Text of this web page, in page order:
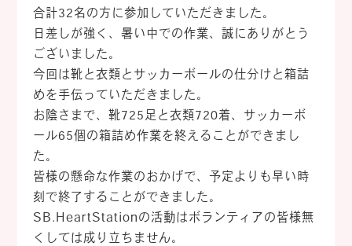
合計32名の方に参加していただきました。
日差しが強く、暑い中での作業、誠にありがとう
ございました。
今回は靴と衣類とサッカーボールの仕分けと箱詰
めを手伝っていただきました。
お陰さまで、靴725足と衣類720着、サッカーボ
ール65個の箱詰め作業を終えることができまし
た。
皆様の懸命な作業のおかげで、予定よりも早い時
刻で終了することができました。
SB.HeartStationの活動はボランティアの皆様無
くしては成り立ちません。